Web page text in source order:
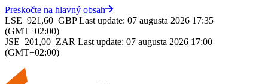
Preskočte na hlavný obsah
LSE 921,60 GBP Last update: 07 augusta 2026 17:35
(GMT+02:00)
JSE 201,00 ZAR Last update: 07 augusta 2026 17:00
(GMT+02:00)